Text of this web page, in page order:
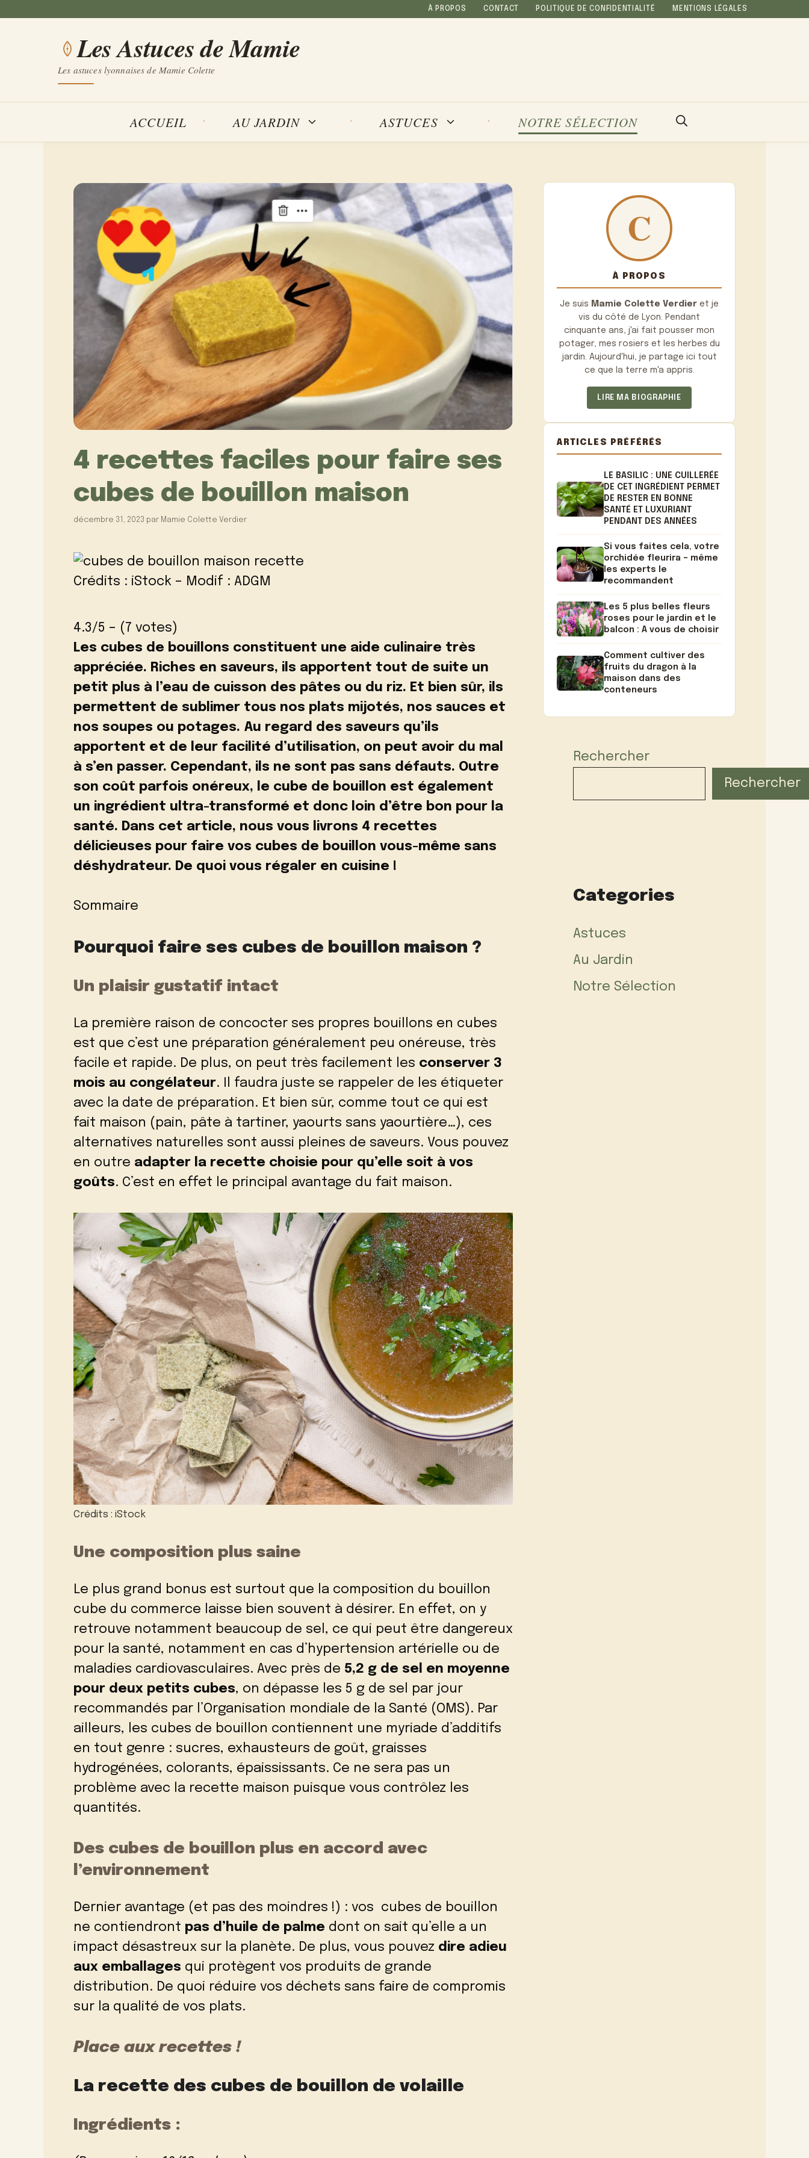
À PROPOS CONTACT POLITIQUE DE CONFIDENTIALITÉ MENTIONS LÉGALES
Les Astuces de Mamie
Les astuces lyonnaises de Mamie Colette
ACCUEIL AU JARDIN ASTUCES NOTRE SÉLECTION
4 recettes faciles pour faire ses
cubes de bouillon maison
décembre 31, 2023 par Mamie Colette Verdier
Crédits : iStock – Modif : ADGM
4.3/5 – (7 votes)
Les cubes de bouillons constituent une aide culinaire très
appréciée. Riches en saveurs, ils apportent tout de suite un
petit plus à l’eau de cuisson des pâtes ou du riz. Et bien sûr, ils
permettent de sublimer tous nos plats mijotés, nos sauces et
nos soupes ou potages. Au regard des saveurs qu’ils
apportent et de leur facilité d’utilisation, on peut avoir du mal
à s’en passer. Cependant, ils ne sont pas sans défauts. Outre
son coût parfois onéreux, le cube de bouillon est également
un ingrédient ultra-transformé et donc loin d’être bon pour la
santé. Dans cet article, nous vous livrons 4 recettes
délicieuses pour faire vos cubes de bouillon vous-même sans
déshydrateur. De quoi vous régaler en cuisine !
Sommaire
Pourquoi faire ses cubes de bouillon maison ?
Un plaisir gustatif intact
La première raison de concocter ses propres bouillons en cubes
est que c’est une préparation généralement peu onéreuse, très
facile et rapide. De plus, on peut très facilement les conserver 3
mois au congélateur. Il faudra juste se rappeler de les étiqueter
avec la date de préparation. Et bien sûr, comme tout ce qui est
fait maison ( pain, pâte à tartiner, yaourts sans yaourtière…), ces
alternatives naturelles sont aussi pleines de saveurs. Vous pouvez
en outre adapter la recette choisie pour qu’elle soit à vos
goûts. C’est en effet le principal avantage du fait maison.
Crédits : iStock
Une composition plus saine
Le plus grand bonus est surtout que la composition du bouillon
cube du commerce laisse bien souvent à désirer. En effet, on y
retrouve notamment beaucoup de sel, ce qui peut être dangereux
pour la santé, notamment en cas d’hypertension artérielle ou de
maladies cardiovasculaires. Avec près de 5,2 g de sel en moyenne
pour deux petits cubes, on dépasse les 5 g de sel par jour
recommandés par l’Organisation mondiale de la Santé (OMS). Par
ailleurs, les cubes de bouillon contiennent une myriade d’additifs
en tout genre : sucres, exhausteurs de goût, graisses
hydrogénées, colorants, épaississants. Ce ne sera pas un
problème avec la recette maison puisque vous contrôlez les
quantités.
Des cubes de bouillon plus en accord avec
l’environnement
Dernier avantage (et pas des moindres !) : vos cubes de bouillon
ne contiendront pas d’huile de palme dont on sait qu’elle a un
impact désastreux sur la planète. De plus, vous pouvez dire adieu
aux emballages qui protègent vos produits de grande
distribution. De quoi réduire vos déchets sans faire de compromis
sur la qualité de vos plats.
Place aux recettes !
La recette des cubes de bouillon de volaille
Ingrédients :
À PROPOS
Je suis Mamie Colette Verdier et je
vis du côté de Lyon. Pendant
cinquante ans, j'ai fait pousser mon
potager, mes rosiers et les herbes du
jardin. Aujourd'hui, je partage ici tout
ce que la terre m'a appris.
LIRE MA BIOGRAPHIE
ARTICLES PRÉFÉRÉS
LE BASILIC : UNE CUILLERÉE
DE CET INGRÉDIENT PERMET
DE RESTER EN BONNE
SANTÉ ET LUXURIANT
PENDANT DES ANNÉES
Si vous faites cela, votre
orchidée fleurira – même
les experts le
recommandent
Les 5 plus belles fleurs
roses pour le jardin et le
balcon : A vous de choisir
Comment cultiver des
fruits du dragon à la
maison dans des
conteneurs
Rechercher
Rechercher
Categories
Astuces
Au Jardin
Notre Sélection